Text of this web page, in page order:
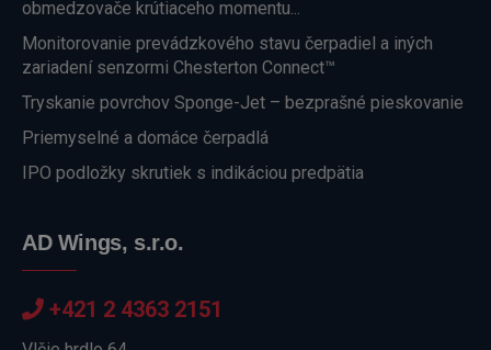
obmedzovače krútiaceho momentu...
Monitorovanie prevádzkového stavu čerpadiel a iných
zariadení senzormi Chesterton Connect™
Tryskanie povrchov Sponge-Jet – bezprašné pieskovanie
Priemyselné a domáce čerpadlá
IPO podložky skrutiek s indikáciou predpätia
AD Wings, s.r.o.
+421 2 4363 2151